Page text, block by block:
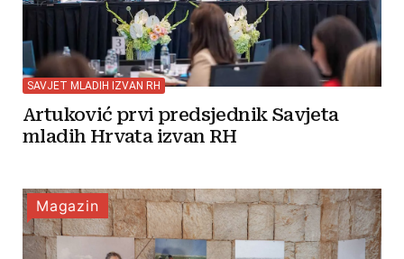
SAVJET MLADIH IZVAN RH
Artuković prvi predsjednik Savjeta
mladih Hrvata izvan RH
Magazin